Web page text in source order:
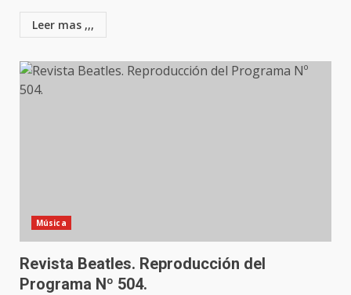
Leer mas ,,,
Música
Revista Beatles. Reproducción del
Programa Nº 504.